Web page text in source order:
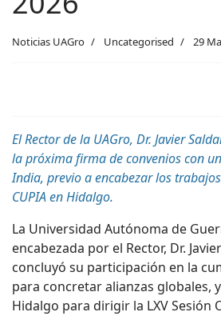
Noticias UAGro Uncategorised 29
El Rector de la UAGro, Dr. Javier
la próxima firma de convenios con
India, previo a encabezar los
CUPIA en Hidalgo.
La Universidad Autónoma de
encabezada por el Rector, Dr.
concluyó su participación en la
para concretar alianzas globales,
Hidalgo para dirigir la LXV Sesión